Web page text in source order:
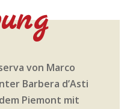
von Marco
Barbera d’Asti
Piemont mit